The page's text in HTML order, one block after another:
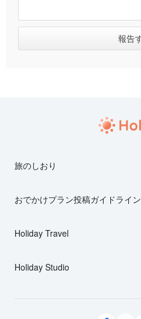
旅のしおり
おでかけプラン投稿ガイドライン
Holiday Travel
Holiday Studio